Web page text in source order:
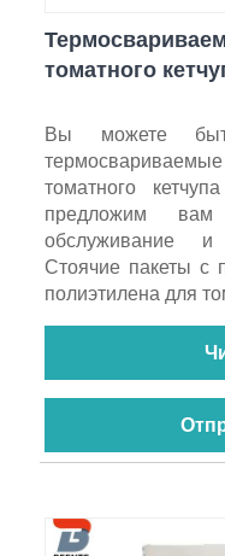
томатного
Вы можете
томатного
предложим вам
обслуживание и
Стоячие пакеты с
полиэтилена для